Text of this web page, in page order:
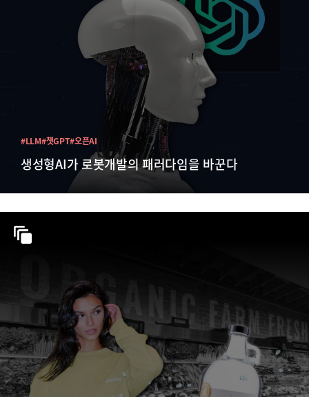
생성형AI가 로봇개발의 패러다임을 바꾼다
#LLM#챗GPT#오픈AI